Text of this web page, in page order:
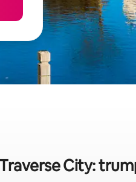
Traverse City: